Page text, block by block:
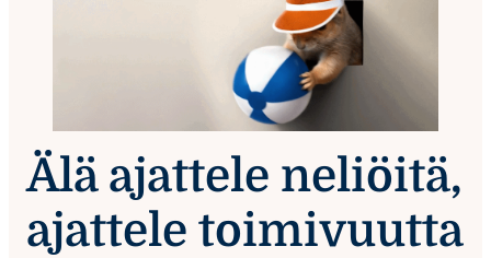
Älä ajattele neliöitä,
ajattele toimivuutta